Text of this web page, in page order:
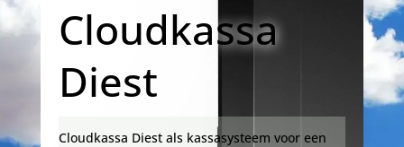
Cloudkassa
Diest
Cloudkassa Diest als kassasysteem voor een